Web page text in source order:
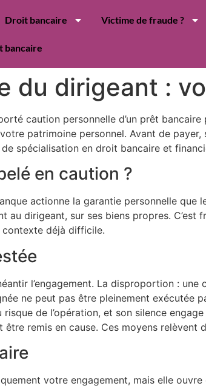
Droit bancaire Victime de fraude ?
bancaire
du dirigeant :
caution personnelle d’un prêt
patrimoine personnel. Avant de
spécialisation en droit bancaire et
en caution ?
actionne la garantie personnelle que
dirigeant, sur ses biens propres. C’est
contexte déjà difficile.
l’engagement. La disproportion :
ne peut pas être pleinement exécutée
de l’opération, et son silence
remis en cause. Ces moyens relèvent
votre engagement, mais elle